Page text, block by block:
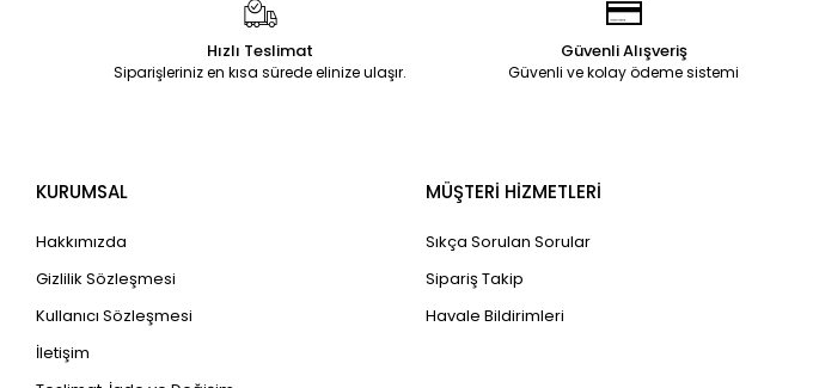
Hızlı Teslimat
Siparişleriniz en kısa sürede elinize ulaşır.
Güvenli Alışveriş
Güvenli ve kolay ödeme sistemi
KURUMSAL
Hakkımızda
Gizlilik Sözleşmesi
Kullanıcı Sözleşmesi
İletişim
MÜŞTERİ HİZMETLERİ
Sıkça Sorulan Sorular
Sipariş Takip
Havale Bildirimleri